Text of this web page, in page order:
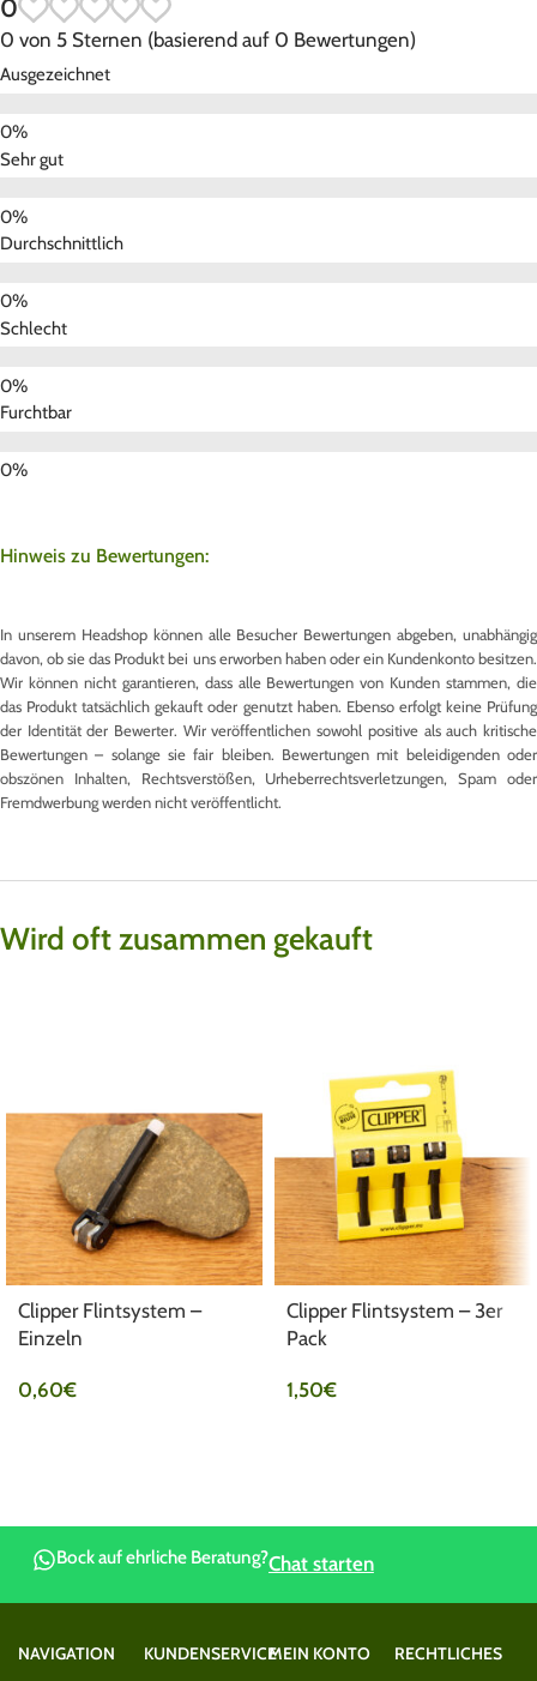
0
0 von 5 Sternen (basierend auf 0 Bewertungen)
Ausgezeichnet
Sehr gut
Durchschnittlich
Schlecht
Furchtbar
Hinweis zu Bewertungen:
In unserem Headshop können alle Besucher Bewertungen abgeben, unabhängig
davon, ob sie das Produkt bei uns erworben haben oder ein Kundenkonto besitzen.
Wir können nicht garantieren, dass alle Bewertungen von Kunden stammen, die
das Produkt tatsächlich gekauft oder genutzt haben. Ebenso erfolgt keine Prüfung
der Identität der Bewerter. Wir veröffentlichen sowohl positive als auch kritische
Bewertungen – solange sie fair bleiben. Bewertungen mit beleidigenden oder
obszönen Inhalten, Rechtsverstößen, Urheberrechtsverletzungen, Spam oder
Fremdwerbung werden nicht veröffentlicht.
Wird oft zusammen gekauft
Clipper Flintsystem –
Einzeln
0,60€
Clipper Flintsystem – 3er
Pack
1,50€
Bock auf ehrliche Beratung?Chat starten
NAVIGATION
KUNDENSERVICEMEIN KONTO
RECHTLICHES